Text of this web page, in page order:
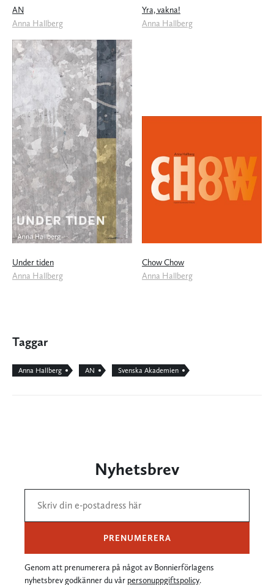
AN
Anna Hallberg
Yra, vakna!
Anna Hallberg
Under tiden
Anna Hallberg
Chow Chow
Anna Hallberg
Taggar
Anna Hallberg AN Svenska Akademien
Nyhetsbrev
PRENUMERERA
Genom att prenumerera på något av Bonnierförlagens
nyhetsbrev godkänner du vår personuppgiftspolicy.